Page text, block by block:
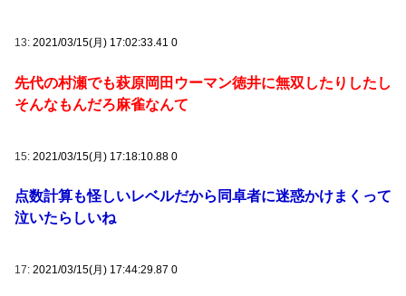
13: 2021/03/15(月) 17:02:33.41 0
先代の村瀬でも萩原岡田ウーマン徳井に無双したりしたし
そんなもんだろ麻雀なんて
15: 2021/03/15(月) 17:18:10.88 0
点数計算も怪しいレベルだから同卓者に迷惑かけまくって
泣いたらしいね
17: 2021/03/15(月) 17:44:29.87 0